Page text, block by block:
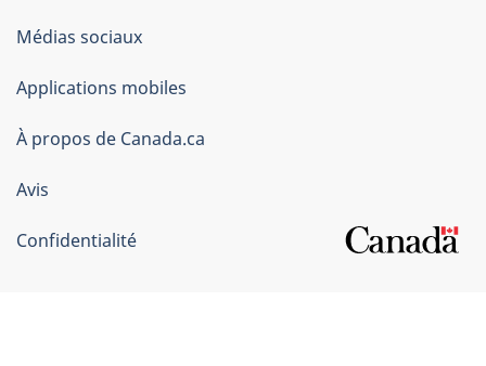
Organisation
du
gouvernement
du
Canada
Médias sociaux
Applications mobiles
À propos de Canada.ca
Avis
Confidentialité